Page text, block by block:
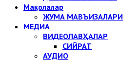
Мақолалар
ЖУМА МАВЪИЗАЛАРИ
МЕДИА
ВИДЕОЛАВҲАЛАР
СИЙРАТ
АУДИО